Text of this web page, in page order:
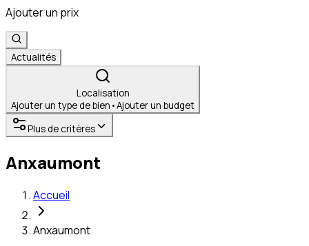
Ajouter un prix
Actualités
Localisation
Ajouter un type de bien •Ajouter un budget
Plus de critères
Anxaumont
Accueil
Anxaumont